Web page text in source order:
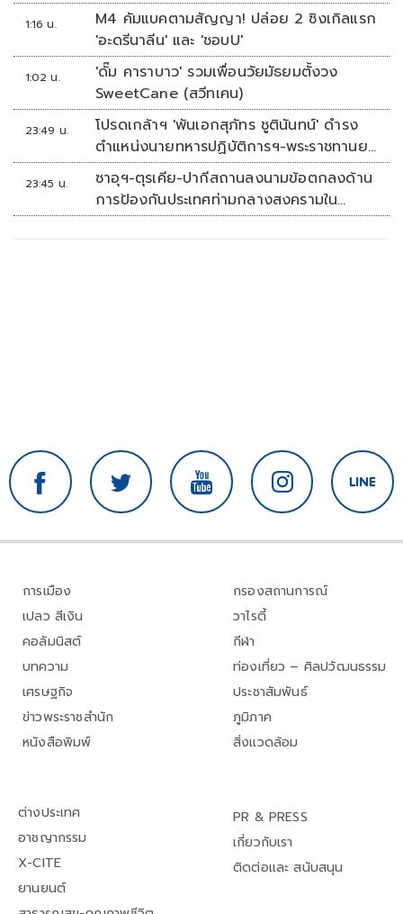
1:16 น.
M4 คัมแบคตามสัญญา! ปล่อย 2 ซิงเกิลแรก
'อะดรีนาลีน' และ 'ชอบU'
1:02 น.
'ดั๊ม คาราบาว' รวมเพื่อนวัยมัธยมตั้งวง
SweetCane (สวีทเคน)
23:49 น.
โปรดเกล้าฯ 'พันเอกสุภัทร ชูตินันทน์' ดำรง
ตำแหน่งนายทหารปฏิบัติการฯ-พระราชทานยศ
'พลตรี'
23:45 น.
ซาอุฯ-ตุรเคีย-ปากีสถานลงนามข้อตกลงด้าน
การป้องกันประเทศท่ามกลางสงครามใน
ภูมิภาค
การเมือง
เปลว สีเงิน
คอลัมนิสต์
บทความ
เศรษฐกิจ
ข่าวพระราชสำนัก
หนังสือพิมพ์
กรองสถานการณ์
วาไรตี้
กีฬา
ท่องเที่ยว – ศิลปวัฒนธรรม
ประชาสัมพันธ์
ภูมิภาค
สิ่งแวดล้อม
ต่างประเทศ
อาชญากรรม
X-CITE
ยานยนต์
PR & PRESS
เกี่ยวกับเรา
ติดต่อและ สนับสนุน